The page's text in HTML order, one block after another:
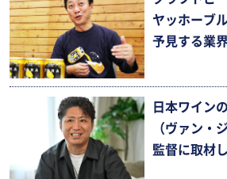
ヤッホーブ
予見する業
日本ワイン
（ヴァン・
監督に取材